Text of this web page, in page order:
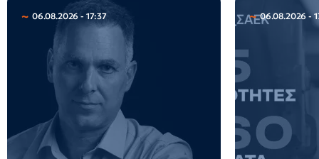
06.08.2026 - 17:37 06.08.2026 -